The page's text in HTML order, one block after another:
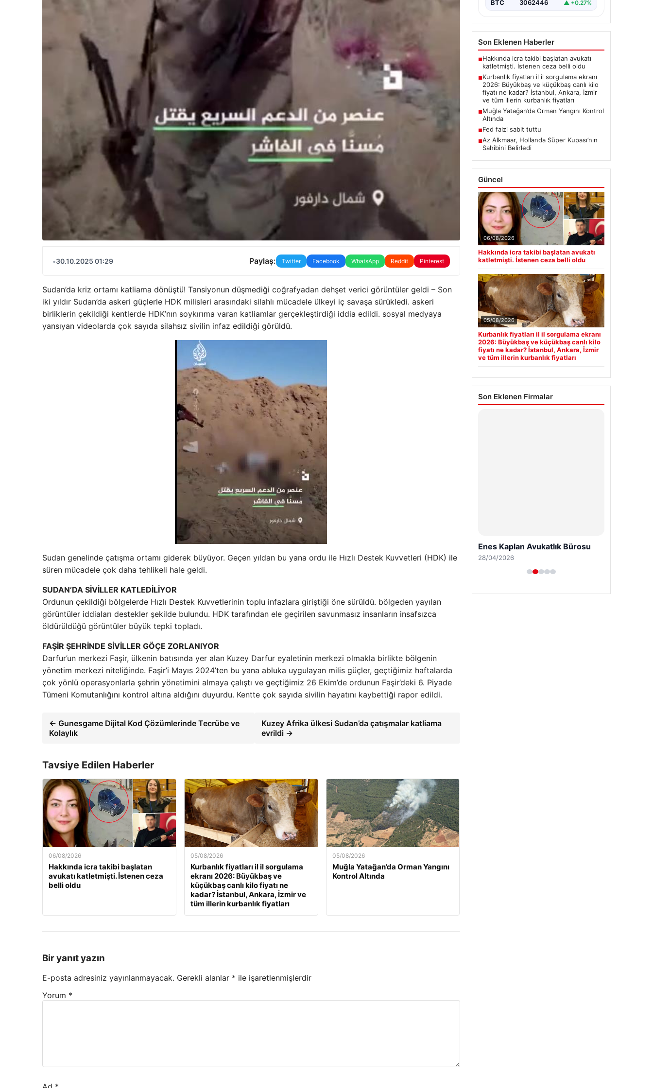
•30.10.2025 01:29 Paylaş: Twitter Facebook WhatsApp Reddit Pinterest
Sudan’da kriz ortamı katliama dönüştü! Tansiyonun düşmediği coğrafyadan dehşet verici görüntüler geldi – Son
iki yıldır Sudan’da askeri güçlerle HDK milisleri arasındaki silahlı mücadele ülkeyi iç savaşa sürükledi. askeri
birliklerin çekildiği kentlerde HDK’nın soykırıma varan katliamlar gerçekleştirdiği iddia edildi. sosyal medyaya
yansıyan videolarda çok sayıda silahsız sivilin infaz edildiği görüldü.
Sudan genelinde çatışma ortamı giderek büyüyor. Geçen yıldan bu yana ordu ile Hızlı Destek Kuvvetleri (HDK) ile
süren mücadele çok daha tehlikeli hale geldi.
SUDAN’DA SİVİLLER KATLEDİLİYOR
Ordunun çekildiği bölgelerde Hızlı Destek Kuvvetlerinin toplu infazlara giriştiği öne sürüldü. bölgeden yayılan
görüntüler iddiaları destekler şekilde bulundu. HDK tarafından ele geçirilen savunmasız insanların insafsızca
öldürüldüğü görüntüler büyük tepki topladı.
FAŞİR ŞEHRİNDE SİVİLLER GÖÇE ZORLANIYOR
Darfur’un merkezi Faşir, ülkenin batısında yer alan Kuzey Darfur eyaletinin merkezi olmakla birlikte bölgenin
yönetim merkezi niteliğinde. Faşir’i Mayıs 2024’ten bu yana abluka uygulayan milis güçler, geçtiğimiz haftalarda
çok yönlü operasyonlarla şehrin yönetimini almaya çalıştı ve geçtiğimiz 26 Ekim’de ordunun Faşir’deki 6. Piyade
Tümeni Komutanlığını kontrol altına aldığını duyurdu. Kentte çok sayıda sivilin hayatını kaybettiği rapor edildi.
← Gunesgame Dijital Kod Çözümlerinde Tecrübe ve
Kolaylık
Kuzey Afrika ülkesi Sudan’da çatışmalar katliama
evrildi →
Tavsiye Edilen Haberler
06/08/2026
Hakkında icra takibi başlatan
avukatı katletmişti. İstenen ceza
belli oldu
05/08/2026
Kurbanlık fiyatları il il sorgulama
ekranı 2026: Büyükbaş ve
küçükbaş canlı kilo fiyatı ne
kadar? İstanbul, Ankara, İzmir ve
tüm illerin kurbanlık fiyatları
05/08/2026
Muğla Yatağan’da Orman Yangını
Kontrol Altında
Bir yanıt yazın
E-posta adresiniz yayınlanmayacak. Gerekli alanlar * ile işaretlenmişlerdir
Yorum *
…
BTC 3062446 ▲ +0.27%
Son Eklenen Haberler
■Hakkında icra takibi başlatan avukatı
katletmişti. İstenen ceza belli oldu
■Kurbanlık fiyatları il il sorgulama ekranı
2026: Büyükbaş ve küçükbaş canlı kilo
fiyatı ne kadar? İstanbul, Ankara, İzmir
ve tüm illerin kurbanlık fiyatları
■Muğla Yatağan’da Orman Yangını Kontrol
Altında
■Fed faizi sabit tuttu
■Az Alkmaar, Hollanda Süper Kupası’nın
Sahibini Belirledi
Güncel
06/08/2026
Hakkında icra takibi başlatan avukatı
katletmişti. İstenen ceza belli oldu
05/08/2026
Kurbanlık fiyatları il il sorgulama ekranı
2026: Büyükbaş ve küçükbaş canlı kilo
fiyatı ne kadar? İstanbul, Ankara, İzmir
ve tüm illerin kurbanlık fiyatları
Son Eklenen Firmalar
Enes Kaplan Avukatlık Bürosu
28/04/2026